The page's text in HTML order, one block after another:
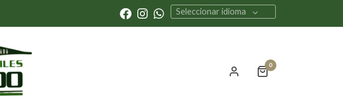
Seleccionar idioma
0